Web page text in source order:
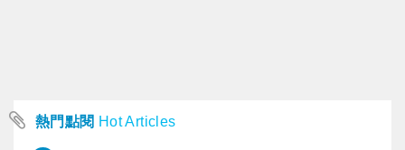
熱門點閱 Hot Articles